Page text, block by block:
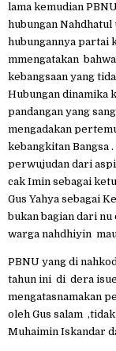
lama kemudian
hubungan
hubungannya partai
mmengatakan
kebangsaan yang
Hubungan dinamika
pandangan yang
mengadakan
kebangkitan Bangsa
perwujudan dari
cak Imin sebagai
Gus Yahya sebagai
bukan bagian dari
warga nahdhiyin
PBNU yang di
tahun ini di dera
mengatasnamakan
oleh Gus salam
Muhaimin Iskandar